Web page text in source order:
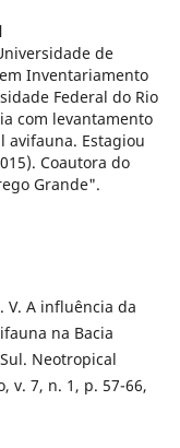
de
Inventariamento
Federal do Rio
com levantamento
avifauna. Estagiou
Coautora do
Grande".
V. A influência da
na Bacia
Neotropical
v. 7, n. 1, p. 57-66,